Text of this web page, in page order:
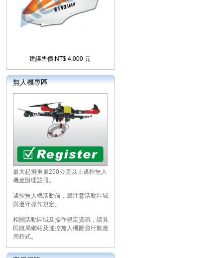
建議售價:NT$ 4,000 元
無人機專區
最大起飛重量250公克以上遙控無人
機應辦理註冊。
遙控無人機活動前，應注意活動區域
與遵守操作規定。
相關活動區域及操作規定資訊，請見
民航局網站及遙控無人機圖資行動應
用程式。